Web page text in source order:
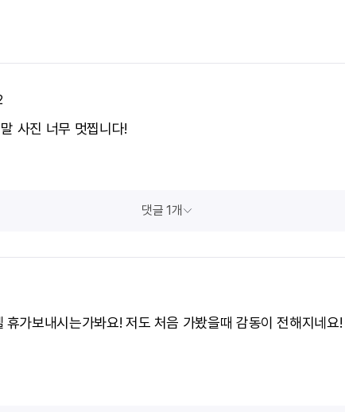
사진 너무 멋찝니다!
댓글 1개
휴가보내시는가봐요! 저도 처음 가봤을때 감동이 전해지네요